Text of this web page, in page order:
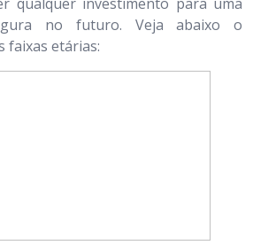
no futuro. Veja abaixo o
faixas etárias: